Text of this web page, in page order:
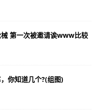
第一次被邀请诶www比较
你知道几个?(组图)